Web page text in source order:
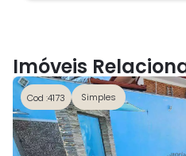
Imóveis
Cod :4173 Simples